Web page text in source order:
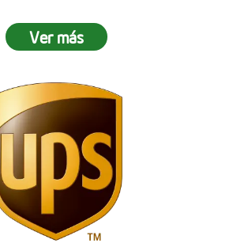
plantar 400 árboles en el páramo de
Ver más